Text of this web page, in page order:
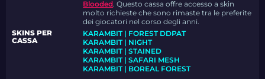
Blooded.Questo cassa offre accesso a skin
molto richieste che sono rimaste tra le preferite
dei giocatori nel corso degli anni.
SKINS PER
CASSA
KARAMBIT | FOREST DDPAT
KARAMBIT | NIGHT
KARAMBIT | STAINED
KARAMBIT | SAFARI MESH
KARAMBIT | BOREAL FOREST